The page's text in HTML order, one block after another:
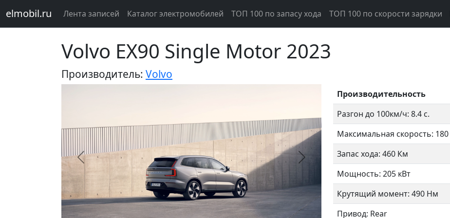
elmobil.ru Лента записей Каталог электромобилей ТОП 100 по запасу хода ТОП 100 по скорости зарядки
Volvo EX90 Single Motor 2023
Производитель: Volvo
Предыдущий Следующий
Производительность
Разгон до 100км/ч: 8.4 с.
Максимальная скорость:
Запас хода: 460 Км
Мощность: 205 кВт
Крутящий момент: 490 Нм
Привод: Rear